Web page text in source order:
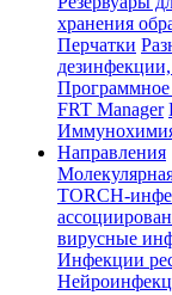
хранения
Перчатки
Программное
FRT Manager
Направления
TORCH-
вирусные
Инфекции